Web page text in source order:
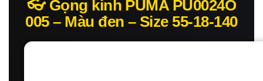
👓 Gọng kính PUMA PU0024O
005 – Màu đen – Size 55-18-140